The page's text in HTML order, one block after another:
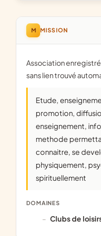
M MISSION
Association enregistrée dans l'ancien répertoire,
sans lien trouvé
Etude, enseignement, formation,
promotion,
enseignement,
methode
connaitre, se
physiquement,
spirituellement
DOMAINES
clubs de